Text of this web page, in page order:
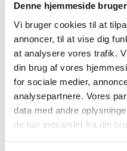
Denne hjemmeside
Vi bruger cookies til at
annoncer, til at vise dig
at analysere vores trafik.
din brug af vores
for sociale medier,
analysepartnere. Vores
data med andre
de har indsamlet fra din
følge af kortslutning,
Tyveri og hærværk
Udstrømning af
Storm og
Udboforsikringen